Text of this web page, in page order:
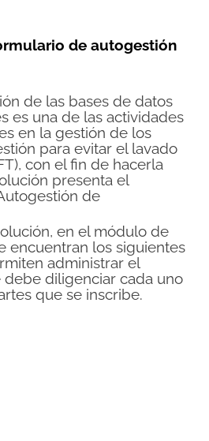
de autogestión
de las bases de datos
es una de las actividades
en la gestión de los
para evitar el lavado
con el fin de hacerla
presenta el
de
en el módulo de
encuentran los siguientes
administrar el
diligenciar cada uno
que se inscribe.